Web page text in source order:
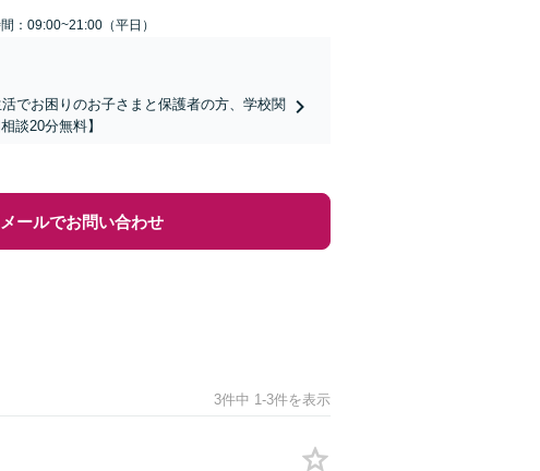
：09:00~21:00（平日）
でお困りのお子さまと保護者の方、学校関
談20分無料】
メールでお問い合わせ
3件中 1-3件を表示